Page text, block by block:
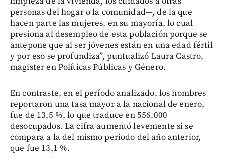
personas del hogar o la comunidad—, de la que
hacen parte las mujeres, en su mayoría, lo cual
presiona al desempleo de esta población porque se
antepone que al ser jóvenes están en una edad fértil
y por eso se profundiza”, puntualizó Laura Castro,
magister en Políticas Públicas y Género.
En contraste, en el período analizado, los hombres
reportaron una tasa mayor a la nacional de enero,
fue de 13,5 %, lo que traduce en 556.000
desocupados. La cifra aumentó levemente si se
compara a la del mismo periodo del año anterior,
que fue 13,1 %.